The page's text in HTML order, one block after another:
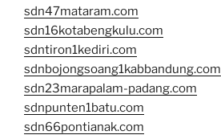
sdn47mataram.com
sdn16kotabengkulu.com
sdntiron1kediri.com
sdnbojongsoang1kabbandung.com
sdn23marapalam-padang.com
sdnpunten1batu.com
sdn66pontianak.com